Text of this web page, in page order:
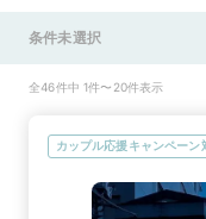
条件未選択
全46件中 1件〜20件表示
カップル応援キャンペーン